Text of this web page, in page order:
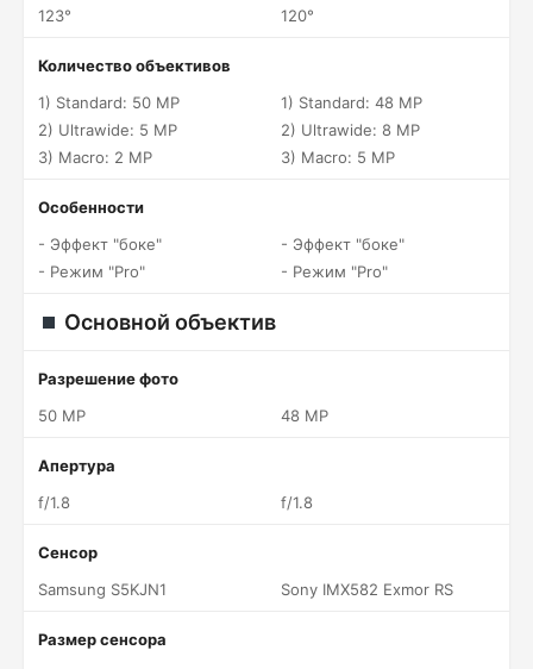
123°
120°
Количество объективов
1) Standard: 50 MP
2) Ultrawide: 5 MP
3) Macro: 2 MP
1) Standard: 48 MP
2) Ultrawide: 8 MP
3) Macro: 5 MP
Особенности
- Эффект "боке"
- Режим "Pro"
- Эффект "боке"
- Режим "Pro"
Основной объектив
Разрешение фото
50 MP
48 MP
Апертура
f/1.8
f/1.8
Сенсор
Samsung S5KJN1
Sony IMX582 Exmor RS
Размер сенсора